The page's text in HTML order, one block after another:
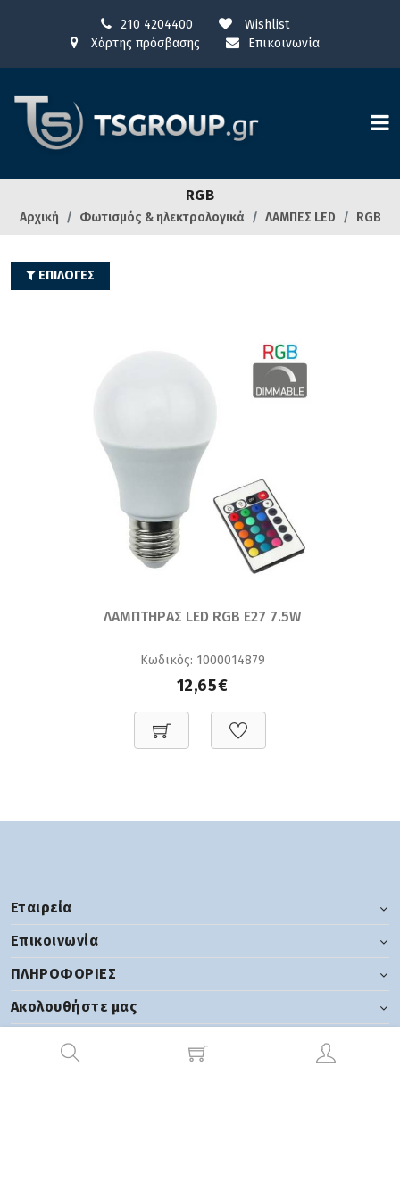
210 4204400
Wishlist
Χάρτης πρόσβασης
Επικοινωνία
RGB
Αρχική Φωτισμός & ηλεκτρολογικά ΛΑΜΠΕΣ LED RGB
ΕΠΙΛΟΓΕΣ
ΛΑΜΠΤΗΡAΣ LED RGB E27 7.5W
Κωδικός: 1000014879
12,65€
Εταιρεία
Επικοινωνία
ΠΛΗΡΟΦΟΡΙΕΣ
Ακολουθήστε μας